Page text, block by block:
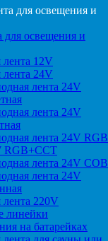
для освещения и
лента 12V
лента 24V
лента 24V
лента 24V
лента 24V RGB
RGB+CCT
лента 24V COB
лента 24V
220V
линейки
на батарейках